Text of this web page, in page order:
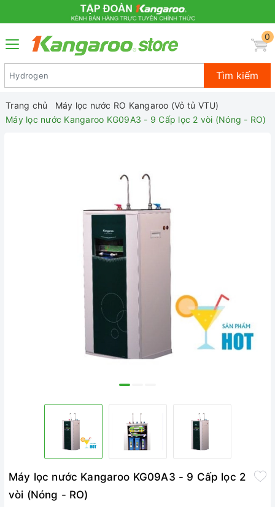
0
Tìm kiếm
Trang chủ
Máy lọc nước RO Kangaroo (Vỏ tủ VTU)
Máy lọc nước Kangaroo KG09A3 - 9 Cấp lọc 2 vòi (Nóng - RO)
Máy lọc nước Kangaroo KG09A3 - 9 Cấp lọc 2
vòi (Nóng - RO)